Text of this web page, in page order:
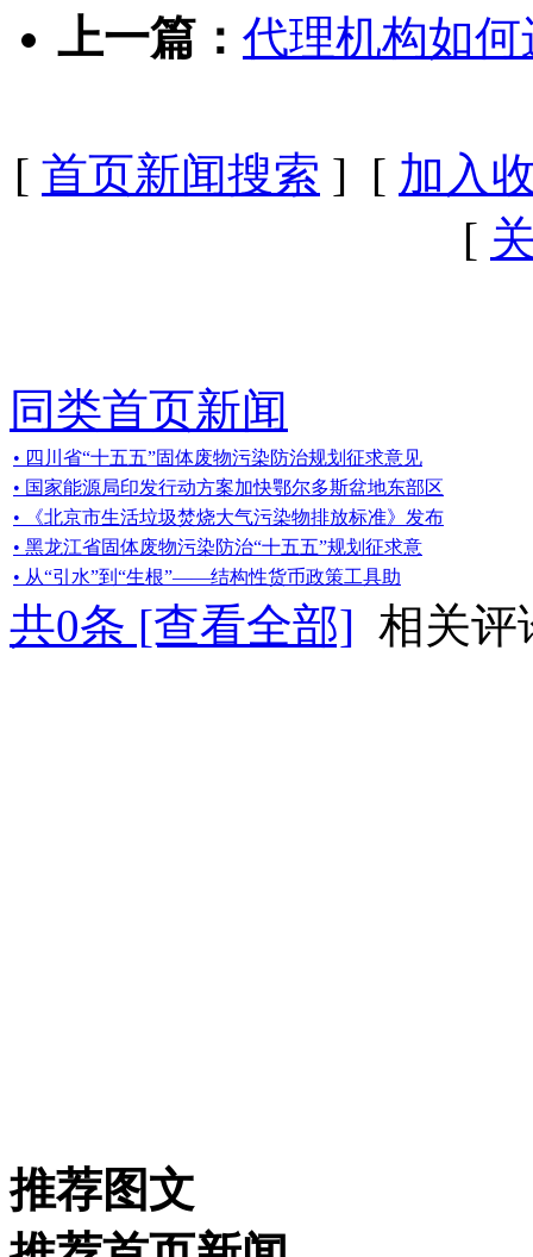
上一篇： 代理机构如
[ 首页新闻搜索 ] [ 加入
[
同类首页新闻
• 四川省“十五五”固体废物污染防治规划征求意见
• 国家能源局印发行动方案加快鄂尔多斯盆地东部区
• 《北京市生活垃圾焚烧大气污染物排放标准》发布
• 黑龙江省固体废物污染防治“十五五”规划征求意
• 从“引水”到“生根”——结构性货币政策工具助
共0条 [查看全部] 相关评
推荐图文